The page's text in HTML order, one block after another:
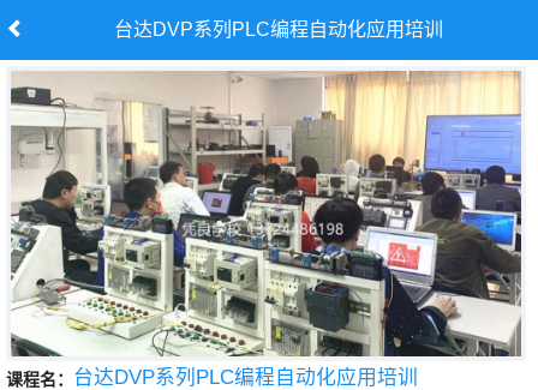
台达DVP系列PLC编程自动化应用培训
课程名： 台达DVP系列PLC编程自动化应用培训